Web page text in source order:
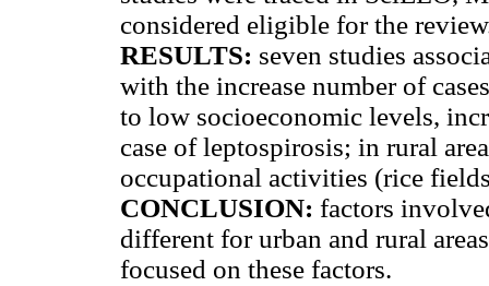
considered eligible for the
RESULTS: seven studies
with the increase number of
to low socioeconomic levels,
case of leptospirosis; in rural
occupational activities (rice
CONCLUSION: factors
different for urban and rural
focused on these factors.